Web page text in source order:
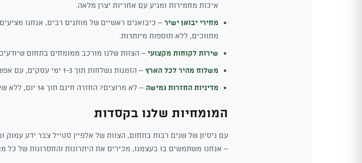
איכות מחמירות ומגיע עם אחריות יצרן מלאה.
מחירי יבואן ישיר – כיבואנים ראשיים של מותגים רבים, אנחנו
מתווכים, ללא תוספות מיותרות.
שירות לקוחות מקצועי – הצוות שלנו מורכב ממומחים בתחום
משלוח מהיר לכל הארץ – הזמנות נשלחות תוך 1-3 ימי עסקים, עם אפשרות לאיסוף עצמי מהחנות.
מדיניות החזרות גמישה – לא מרוצים? החזרה חינם תוך 14 יום, ללא שאלות מיותרות.
המומחיות שלנו בקסדות
עם ניסיון של שנים רבות בתחום, הצוות של אלפיין סטייל צבר ידע
– אנחנו משתמשים בו בעצמנו, מכירים את היתרונות והחסרונות של כל